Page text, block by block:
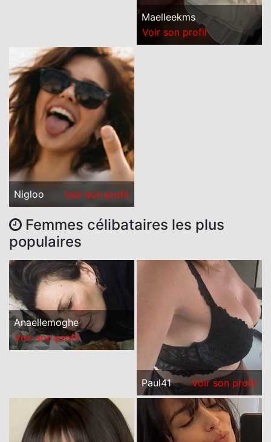
Maelleekms
Voir son profil
Nigloo Voir son profil
Femmes célibataires les plus
populaires
Anaellemoghe
Voir son profil
Paul41 Voir son profil